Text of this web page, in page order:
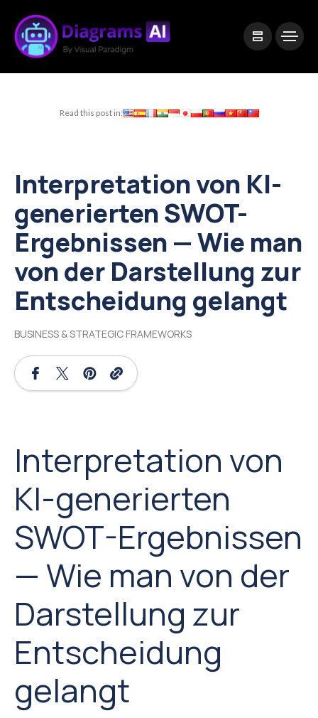
Read this post in:
Interpretation von KI-
generierten SWOT-
Ergebnissen — Wie man
von der Darstellung zur
Entscheidung gelangt
BUSINESS & STRATEGIC FRAMEWORKS
Interpretation von
KI-generierten
SWOT-Ergebnissen
— Wie man von der
Darstellung zur
Entscheidung
gelangt